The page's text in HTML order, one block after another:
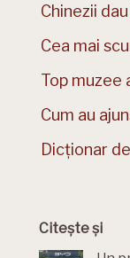
Chinezii
Cea mai
Top muzee
Cum au
Dicționar
Citește și